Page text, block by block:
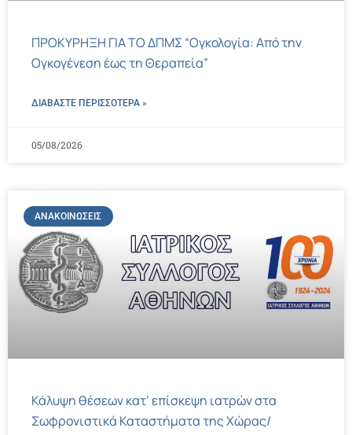
ΠΡΟΚΥΡΗΞΗ ΓΙΑ ΤΟ ΔΠΜΣ “Ογκολογία: Από την
Ογκογένεση έως τη Θεραπεία”
ΔΙΑΒΑΣΤΕ ΠΕΡΙΣΣΌΤΕΡΑ »
05/08/2026
ΑΝΑΚΟΙΝΏΣΕΙΣ
Κάλυψη θέσεων κατ’ επίσκεψη ιατρών στα
Σωφρονιστικά Καταστήματα της Χώρας/